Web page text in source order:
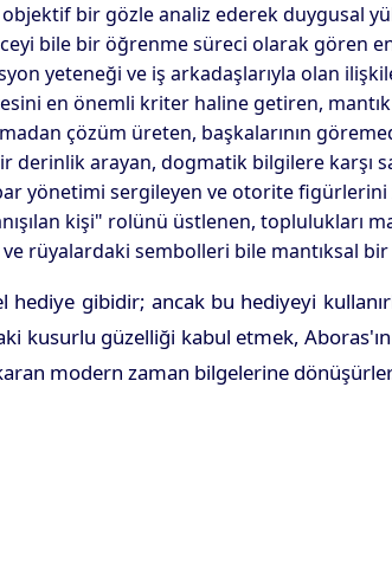
bir gözle analiz ederek duygusal
bile bir öğrenme süreci olarak gören
yeteneği ve iş arkadaşlarıyla olan
en önemli kriter haline getiren,
çözüm üreten, başkalarının
arayan, dogmatik bilgilere karşı
yönetimi sergileyen ve otorite figürlerini
kişi" rolünü üstlenen, toplulukları
rüyalardaki sembolleri bile mantıksal bir
hediye gibidir; ancak bu hediyeyi
güzelliği kabul etmek, Aboras'ın o
modern zaman bilgelerine